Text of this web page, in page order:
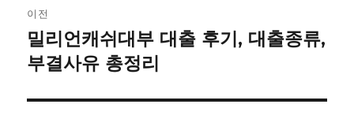
내
비
게
이전
이
전
밀리언캐쉬대부 대출 후기, 대출종류,
부결사유 총정리